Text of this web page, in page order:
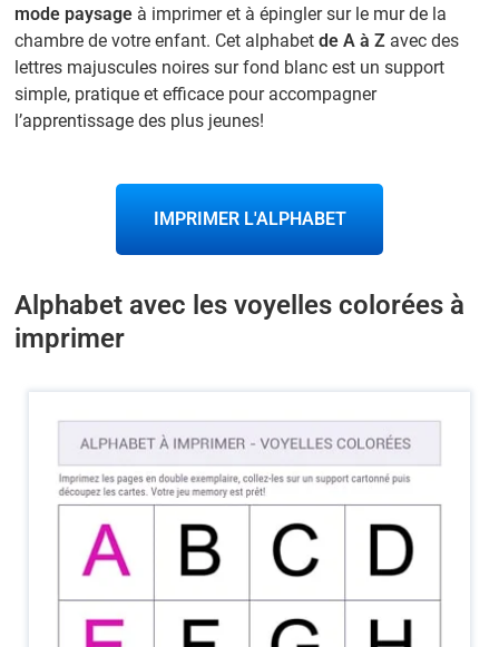
mode paysage à imprimer et à épingler sur le mur de la
chambre de votre enfant. Cet alphabetde A à Z avec des
lettres majuscules noires sur fond blanc est un support
simple, pratique et efficace pour accompagner
l’apprentissage des plus jeunes!
IMPRIMER L'ALPHABET
Alphabet avec les voyelles colorées à
imprimer